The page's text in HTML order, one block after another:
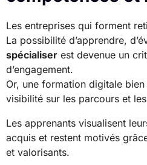
Les entreprises qui forment
La possibilité d’apprendre,
spécialiser est devenue un
d’engagement.
Or, une formation digitale
visibilité sur les parcours et
Les apprenants visualisent
acquis et restent motivés
et valorisants.